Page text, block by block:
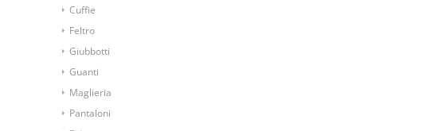
Cuffie
Feltro
Giubbotti
Guanti
Maglieria
Pantaloni